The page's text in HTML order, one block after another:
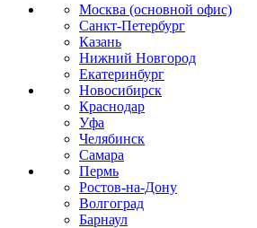
Москва (основной офис)
Санкт-Петербург
Казань
Нижний Новгород
Екатеринбург
Новосибирск
Краснодар
Уфа
Челябинск
Самара
Пермь
Ростов-на-Дону
Волгоград
Барнаул